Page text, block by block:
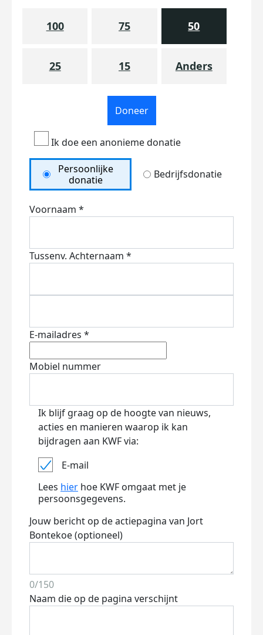
100 75 50
25 15 Anders
Doneer
Ik doe een anonieme donatie
Persoonlijke
donatie
Bedrijfsdonatie
Voornaam *
Tussenv. Achternaam *
E-mailadres *
Mobiel nummer
Ik blijf graag op de hoogte van nieuws,
acties en manieren waarop ik kan
bijdragen aan KWF via:
E-mail
Lees hier hoe KWF omgaat met je
persoonsgegevens.
Jouw bericht op de actiepagina van Jort
Bontekoe (optioneel)
0/150
Naam die op de pagina verschijnt